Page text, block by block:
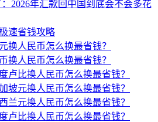
2026年汇款回中国到底会不会多花
速省钱攻略
换人民币怎么换最省钱？
换人民币怎么换最省钱？
卢比换人民币怎么换最省钱？
坡元换人民币怎么换最省钱？
兰元换人民币怎么换最省钱？
卢比换人民币怎么换最省钱？